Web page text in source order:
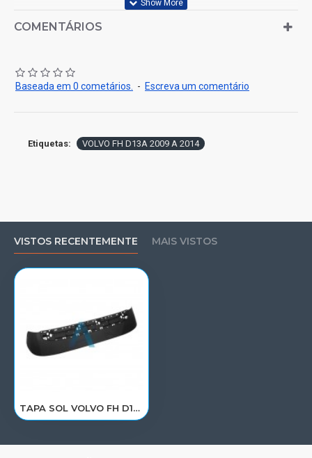
COMENTÁRIOS
Baseada em 0 cometários. - Escreva um comentário
Etiquetas: VOLVO FH D13A 2009 A 2014
VISTOS RECENTEMENTE MAIS VISTOS
TAPA SOL VOLVO FH D13A 2010 A 2014< 82245535/F057AFE